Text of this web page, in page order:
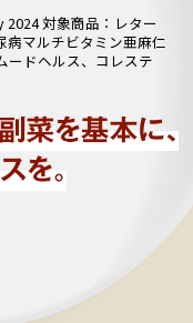
対象商品：レター
病マルチビタミン亜麻仁
ードヘルス、コレステ